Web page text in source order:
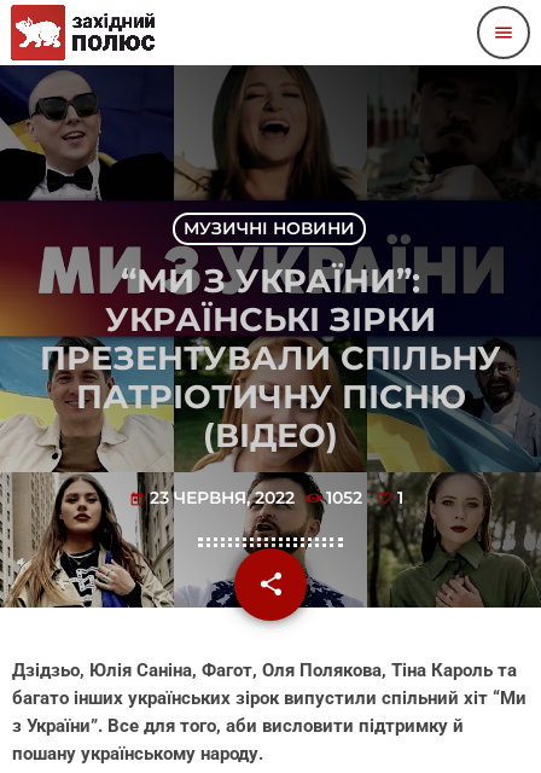
menu
МУЗИЧНІ НОВИНИ
“МИ З УКРАЇНИ”:
УКРАЇНСЬКІ ЗІРКИ
ПРЕЗЕНТУВАЛИ СПІЛЬНУ
ПАТРІОТИЧНУ ПІСНЮ
(ВІДЕО)
today 23 ЧЕРВНЯ, 2022 1052 1
share
email
Дзідзьо, Юлія Саніна, Фагот, Оля Полякова, Тіна Кароль та
багато інших українських зірок випустили спільний хіт “Ми
з України”. Все для того, аби висловити підтримку й
пошану українському народу.